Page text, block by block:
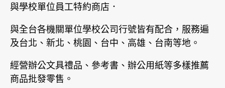
與學校單位員工特約商店．
與全台各機關單位學校公司行號皆有配合，服務遍
及台北、新北、桃園、台中、高雄、台南等地。
經營辦公文具禮品、參考書、辦公用紙等多樣推薦
商品批發零售。